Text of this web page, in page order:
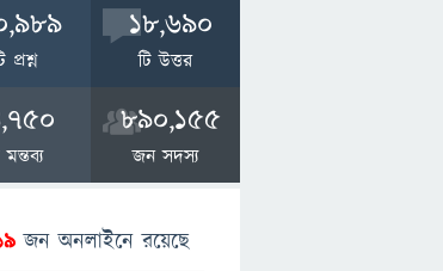
প্রশ্ন
18,690
টি উত্তর
মন্তব্য
890,155
জন সদস্য
জন অনলাইনে রয়েছে